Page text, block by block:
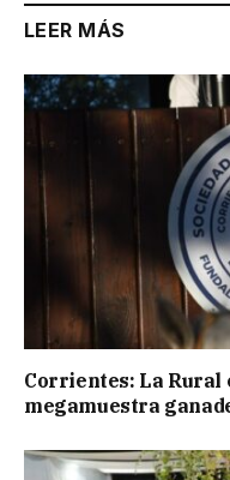
LEER MÁS
Corrientes: La Rural
megamuestra